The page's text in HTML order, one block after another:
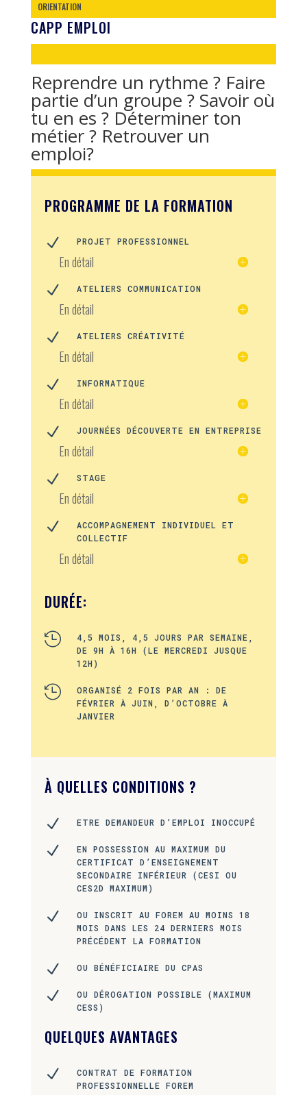
ORIENTATION
CAPP EMPLOI
Reprendre un rythme ? Faire
partie d’un groupe ? Savoir où
tu en es ? Déterminer ton
métier ? Retrouver un
emploi?
PROGRAMME DE LA FORMATION
N PROJET PROFESSIONNEL
En détail
N ATELIERS COMMUNICATION
En détail
N ATELIERS CRÉATIVITÉ
En détail
N INFORMATIQUE
En détail
N JOURNÉES DÉCOUVERTE EN ENTREPRISE
En détail
N STAGE
En détail
N
ACCOMPAGNEMENT INDIVIDUEL ET
COLLECTIF
En détail
DURÉE:

4,5 MOIS, 4,5 JOURS PAR SEMAINE,
DE 9H À 16H (LE MERCREDI JUSQUE
12H)

ORGANISÉ 2 FOIS PAR AN : DE
FÉVRIER À JUIN, D’OCTOBRE À
JANVIER
À QUELLES CONDITIONS ?
N ETRE DEMANDEUR D’EMPLOI INOCCUPÉ
N
EN POSSESSION AU MAXIMUM DU
CERTIFICAT D’ENSEIGNEMENT
SECONDAIRE INFÉRIEUR (CESI OU
CES2D MAXIMUM)
N
OU INSCRIT AU FOREM AU MOINS 18
MOIS DANS LES 24 DERNIERS MOIS
PRÉCÉDENT LA FORMATION
N OU BÉNÉFICIAIRE DU CPAS
N
OU DÉROGATION POSSIBLE (MAXIMUM
CESS)
QUELQUES AVANTAGES
N
CONTRAT DE FORMATION
PROFESSIONNELLE FOREM